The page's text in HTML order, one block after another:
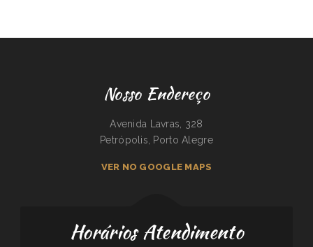
Nosso Endereço
Avenida Lavras, 328
Petrópolis, Porto Alegre
VER NO GOOGLE MAPS
Horários Atendimento